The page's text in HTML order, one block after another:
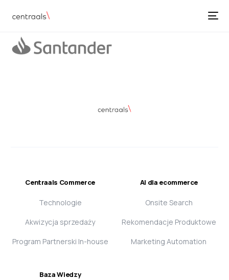
Centraals Commerce
Technologie
Akwizycja sprzedaży
Program Partnerski In-house
AI dla ecommerce
Onsite Search
Rekomendacje Produktowe
Marketing Automation
Baza Wiedzy